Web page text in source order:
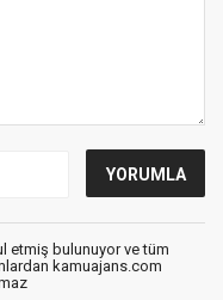
etmiş bulunuyor ve tüm
kamuajans.com